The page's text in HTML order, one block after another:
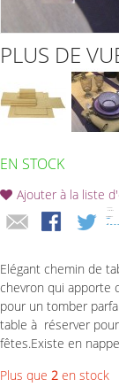
PLUS DE
EN STOCK
Ajouter à la liste
Elégant chemin de
chevron qui apporte
pour un tomber
table à réserver
fêtes.Existe en
Plus que 2 en stock